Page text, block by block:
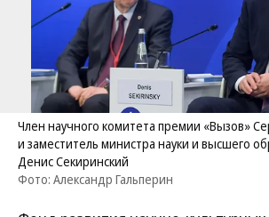
Член научного комитета премии «Вызов»
и заместитель министра науки и высшего
Денис Секиринский
Фото: Александр Гальперин